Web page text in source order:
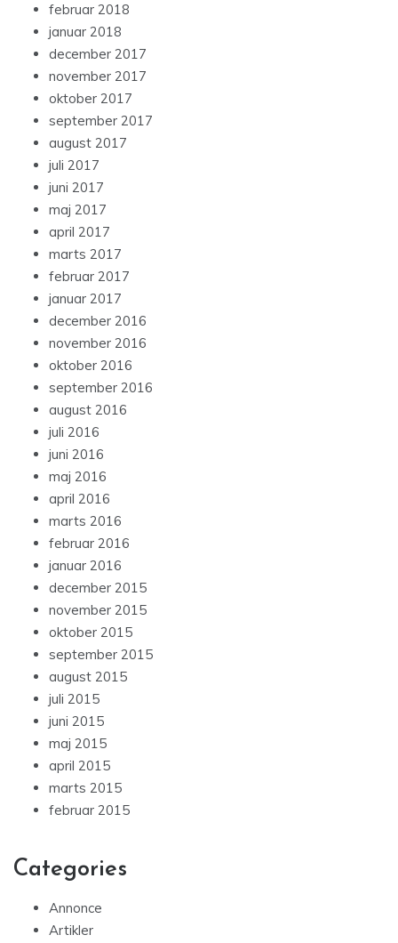
februar 2018
januar 2018
december 2017
november 2017
oktober 2017
september 2017
august 2017
juli 2017
juni 2017
maj 2017
april 2017
marts 2017
februar 2017
januar 2017
december 2016
november 2016
oktober 2016
september 2016
august 2016
juli 2016
juni 2016
maj 2016
april 2016
marts 2016
februar 2016
januar 2016
december 2015
november 2015
oktober 2015
september 2015
august 2015
juli 2015
juni 2015
maj 2015
april 2015
marts 2015
februar 2015
Categories
Annonce
Artikler